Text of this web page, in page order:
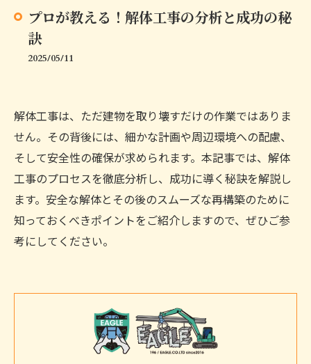
プロが教える！解体工事の分析と成功の秘
訣
2025/05/11
解体工事は、ただ建物を取り壊すだけの作業ではありま
せん。その背後には、細かな計画や周辺環境への配慮、
そして安全性の確保が求められます。本記事では、解体
工事のプロセスを徹底分析し、成功に導く秘訣を解説し
ます。安全な解体とその後のスムーズな再構築のために
知っておくべきポイントをご紹介しますので、ぜひご参
考にしてください。